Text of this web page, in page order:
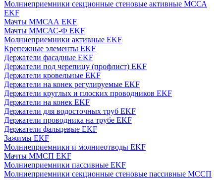
Молниеприемники секционные стеновые активные МССА
EKF
Мачты ММСАА EKF
Мачты ММСАС-Ф EKF
Молниеприемники активные EKF
Крепежные элементы EKF
Держатели фасадные EKF
Держатели под черепицу (профлист) EKF
Держатели кровельные EKF
Держатели на конек регулируемые EKF
Держатели круглых и плоских проводников EKF
Держатели на конек EKF
Держатели для водосточных труб EKF
Держатели проводника на трубе EKF
Держатели фальцевые EKF
Зажимы EKF
Молниеприемники и молниеотводы EKF
Мачты ММСП EKF
Молниеприемники пассивные EKF
Молниеприемники секционные стеновые пассивные МССП